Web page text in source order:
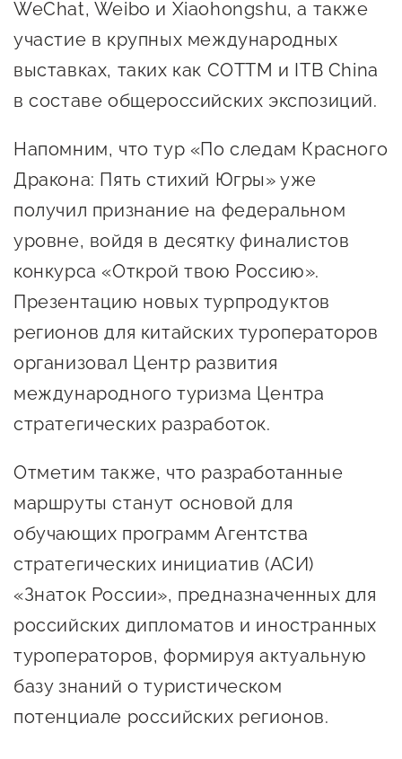
Оказание услуг в
социальной сфере
Обучающие
мероприятия
Проекты
Онлайн-витрина
Экскурсии на
производства
Нормативные
документы
Центр поддержки экспорта
Справочник
Органы власти
Организации,
предоставляющие поддержку
Интерактивные сервисы
Каталог маркетплейсов
Госзакупки для малого
Каталог югорских франшиз
Инвестору
Самозанятому
Новости УФНС
Каталог грантов
Конкурсы для
предпринимателей
Сообщить о нарушении
WeChat, Weibo и Xiaohongshu, а также
участие в крупных международных
выставках, таких как COTTM и ITB China
в составе общероссийских экспозиций.
Напомним, что тур «По следам Красного
Дракона: Пять стихий Югры» уже
получил признание на федеральном
уровне, войдя в десятку финалистов
конкурса «Открой твою Россию».
Презентацию новых турпродуктов
регионов для китайских туроператоров
организовал Центр развития
международного туризма Центра
стратегических разработок.
Отметим также, что разработанные
маршруты станут основой для
обучающих программ Агентства
стратегических инициатив (АСИ)
«Знаток России», предназначенных для
российских дипломатов и иностранных
туроператоров, формируя актуальную
базу знаний о туристическом
потенциале российских регионов.